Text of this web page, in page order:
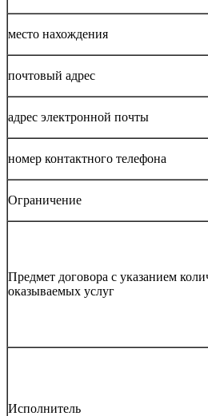
место нахождения
почтовый адрес
адрес электронной почты
номер контактного телефона
Ограничение
Предмет договора с указанием
оказываемых услуг
Исполнитель